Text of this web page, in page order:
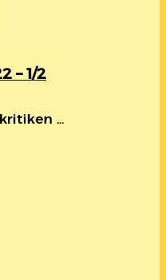
– 1/2
…